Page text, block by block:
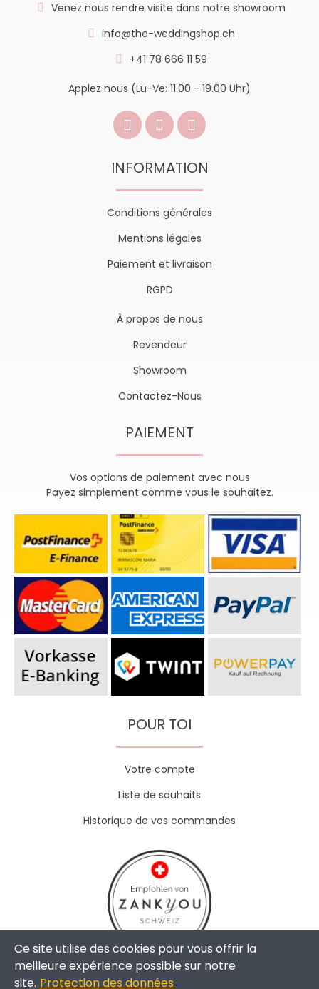
Venez nous rendre visite dans notre showroom
info@the-weddingshop.ch
+41 78 666 11 59
Applez nous (Lu-Ve: 11.00 - 19.00 Uhr)
INFORMATION
Conditions générales
Mentions légales
Paiement et livraison
RGPD
À propos de nous
Revendeur
Showroom
Contactez-Nous
PAIEMENT
Vos options de paiement avec nous
Payez simplement comme vous le souhaitez.
POUR TOI
Votre compte
Liste de souhaits
Historique de vos commandes
Ce site utilise des cookies pour vous offrir la
meilleure expérience possible sur notre
site. Protection des données